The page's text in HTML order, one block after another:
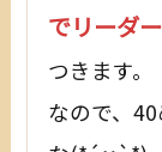
でリーダ
つきます。
なので、